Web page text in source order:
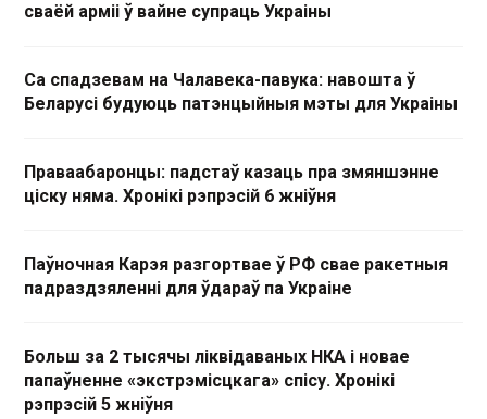
сваёй арміі ў вайне супраць Украіны
Са спадзевам на Чалавека-павука: навошта ў
Беларусі будуюць патэнцыйныя мэты для Украіны
Праваабаронцы: падстаў казаць пра змяншэнне
ціску няма. Хронікі рэпрэсій 6 жніўня
Паўночная Карэя разгортвае ў РФ свае ракетныя
падраздзяленні для ўдараў па Украіне
Больш за 2 тысячы ліквідаваных НКА і новае
папаўненне «экстрэмісцкага» спісу. Хронікі
рэпрэсій 5 жніўня